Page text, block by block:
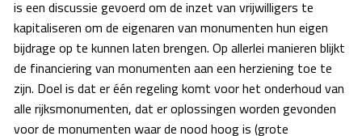
is een discussie gevoerd om de inzet van vrijwilligers te
kapitaliseren om de eigenaren van monumenten hun eigen
bijdrage op te kunnen laten brengen. Op allerlei manieren blijkt
de financiering van monumenten aan een herziening toe te
zijn. Doel is dat er één regeling komt voor het onderhoud van
alle rijksmonumenten, dat er oplossingen worden gevonden
voor de monumenten waar de nood hoog is (grote